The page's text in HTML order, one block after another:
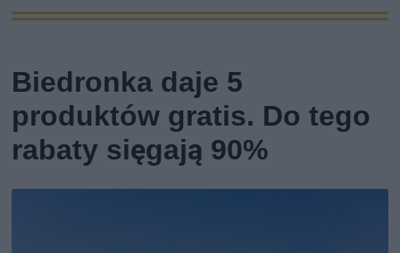
Biedronka daje 5
produktów gratis. Do tego
rabaty sięgają 90%